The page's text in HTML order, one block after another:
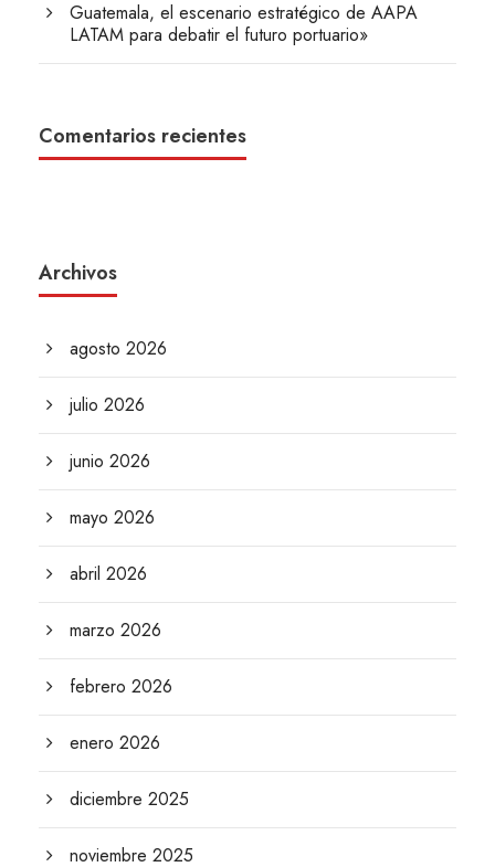
Guatemala, el escenario estratégico de AAPA
LATAM para debatir el futuro portuario»
Comentarios recientes
Archivos
agosto 2026
julio 2026
junio 2026
mayo 2026
abril 2026
marzo 2026
febrero 2026
enero 2026
diciembre 2025
noviembre 2025